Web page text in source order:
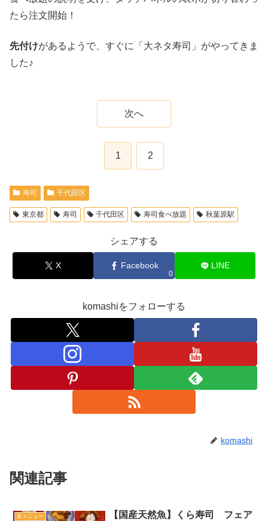
たら注文開始！
先付けがあるようで、すぐに「大ネタ寿司」がやってきま
した♪
次へ
1 2
寿司 千代田区
東京都 寿司 千代田区 寿司食べ放題 秋葉原駅
シェアする
X Facebook
0
LINE
komashiをフォローする
komashi
関連記事
新メニュー
【国産天然魚】くら寿司 フェア